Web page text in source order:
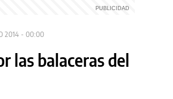
2014 - 00:00
las balaceras del